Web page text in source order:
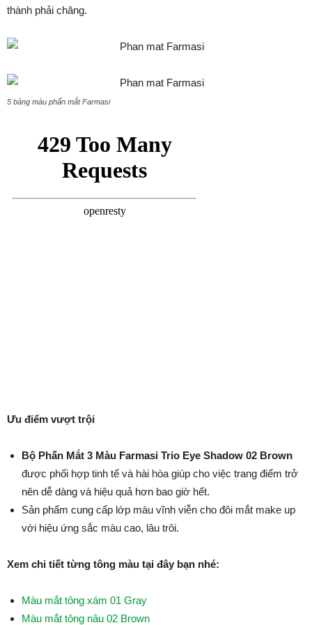
thành phải chăng.
5 bảng màu phấn mắt Farmasi
Ưu điểm vượt trội
Bộ Phấn Mắt 3 Màu Farmasi Trio Eye Shadow 02 Brown
được phối hợp tinh tế và hài hòa giúp cho việc trang điểm trở
nên dễ dàng và hiệu quả hơn bao giờ hết.
Sản phẩm cung cấp lớp màu vĩnh viễn cho đôi mắt make up
với hiệu ứng sắc màu cao, lâu trôi.
Xem chi tiết từng tông màu tại đây bạn nhé:
Màu mắt tông xám 01 Gray
Màu mắt tông nâu 02 Brown